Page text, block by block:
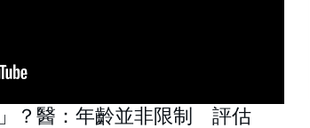
？醫：年齡並非限制 評估